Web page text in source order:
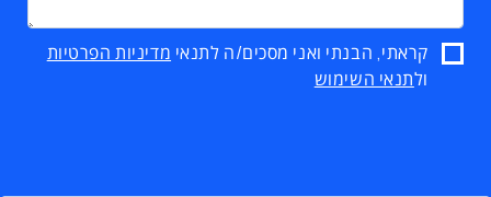
קראתי, הבנתי ואני מסכים/ה לתנאי מדיניות הפרטיות
ולתנאי השימוש